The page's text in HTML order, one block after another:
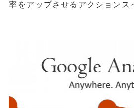
率をアップさせるアクションス